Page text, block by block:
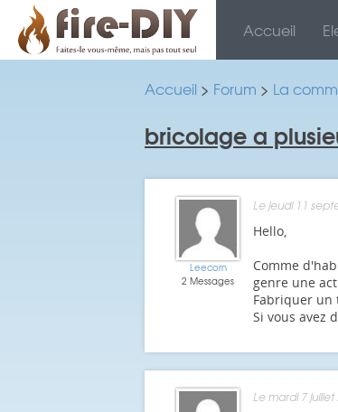
Accueil
Accueil > Forum > La
bricolage a
Leecorn
2 Messages
Le jeudi 11
Hello,
Comme
genre une
Fabriquer un
Si vous avez
Le mardi 7